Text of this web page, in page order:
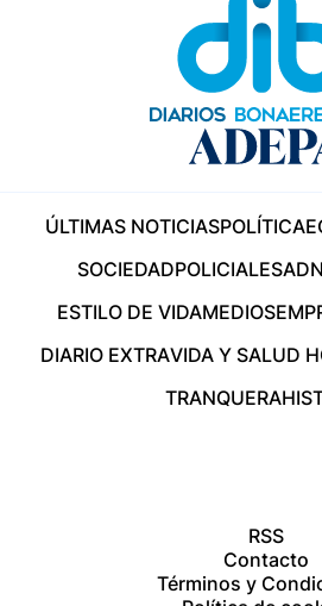
ÚLTIMAS NOTICIASPOLÍTICA
SOCIEDADPOLICIALES
ESTILO DE VIDAMEDIOS
DIARIO EXTRAVIDA Y SALUD
TRANQUERA
RSS
Contacto
Términos y